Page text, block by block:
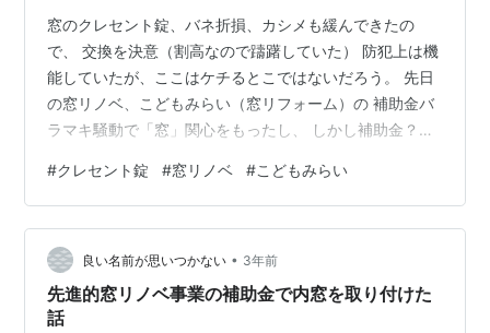
窓のクレセント錠、バネ折損、カシメも緩んできたの
で、 交換を決意（割高なので躊躇していた） 防犯上は機
能していたが、ここはケチるとこではないだろう。 先日
の窓リノベ、こどもみらい（窓リフォーム）の 補助金バ
ラマキ騒動で「窓」関心をもったし、 しかし補助金？国
し、契約金が戻ってきたので、 そのお金は、今あるモノ
の修繕に回しましょう！ クレセント錠をAmazonで買い
ました！2,500円程度 ウチの窓はトステム（現リクシ
ル）で 物はリクシル オンラインショップのが安かった
が、 2千円買えば 送料サービスのAmazonが逆転勝利！
（ケチなのでプ…
#クレセント錠 #窓リノベ #こどもみらい
良い名前が思いつかない • 3年前
先進的窓リノベ事業の補助金で内窓を取り付けた
話